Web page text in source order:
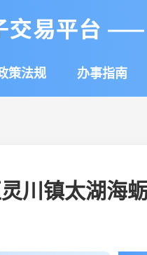
策法规 办事指南
川镇太湖海